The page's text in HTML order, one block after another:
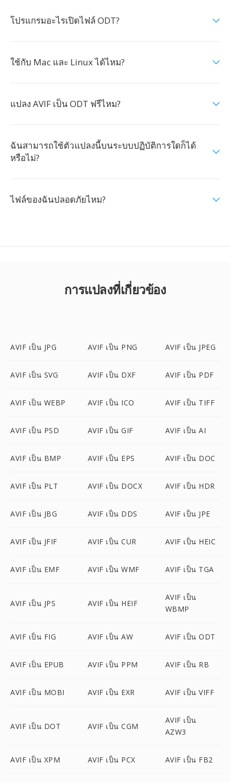
โปรแกรมอะไรเปิดไฟล์ ODT?
ใช้กับ Mac และ Linux ได้ไหม?
แปลง AVIF เป็น ODT ฟรีไหม?
ฉันสามารถใช้ตัวแปลงนี้บนระบบปฏิบัติการใดก็ได้
หรือไม่?
ไฟล์ของฉันปลอดภัยไหม?
การแปลงที่เกี่ยวข้อง
AVIF เป็น JPG AVIF เป็น PNG AVIF เป็น JPEG
AVIF เป็น SVG AVIF เป็น DXF AVIF เป็น PDF
AVIF เป็น WEBP AVIF เป็น ICO AVIF เป็น TIFF
AVIF เป็น PSD AVIF เป็น GIF AVIF เป็น AI
AVIF เป็น BMP AVIF เป็น EPS AVIF เป็น DOC
AVIF เป็น PLT AVIF เป็น DOCX AVIF เป็น HDR
AVIF เป็น JBG AVIF เป็น DDS AVIF เป็น JPE
AVIF เป็น JFIF AVIF เป็น CUR AVIF เป็น HEIC
AVIF เป็น EMF AVIF เป็น WMF AVIF เป็น TGA
AVIF เป็น JPS AVIF เป็น HEIF
AVIF เป็น
WBMP
AVIF เป็น FIG AVIF เป็น AW AVIF เป็น ODT
AVIF เป็น EPUB AVIF เป็น PPM AVIF เป็น RB
AVIF เป็น MOBI AVIF เป็น EXR AVIF เป็น VIFF
AVIF เป็น DOT AVIF เป็น CGM
AVIF เป็น
AZW3
AVIF เป็น XPM AVIF เป็น PCX AVIF เป็น FB2